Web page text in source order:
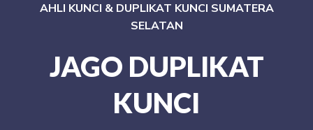
AHLI KUNCI & DUPLIKAT KUNCI SUMATERA
SELATAN
JAGO DUPLIKAT
KUNCI